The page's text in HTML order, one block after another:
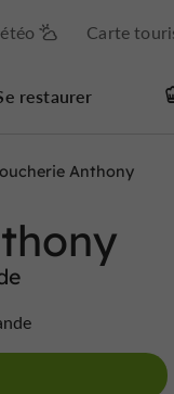
Carte
restaurer
Anthony